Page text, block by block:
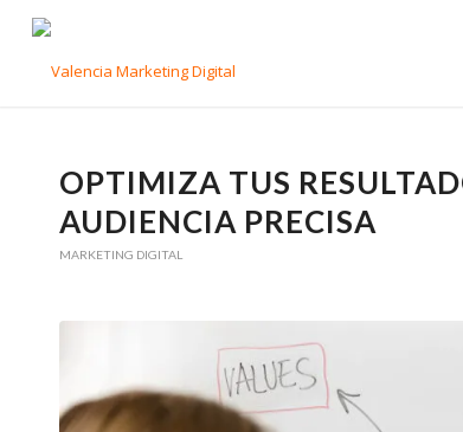
OPTIMIZA TUS
AUDIENCIA PRECISA
MARKETING DIGITAL